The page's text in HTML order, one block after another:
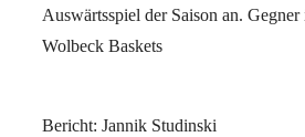
Auswärtsspiel der Saison an.
Wolbeck Baskets
Bericht: Jannik Studinski